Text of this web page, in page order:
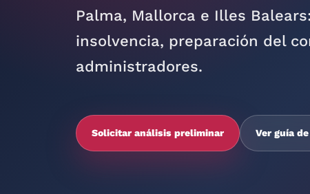
Palma, Mallorca e Illes
insolvencia, preparación del
administradores.
Solicitar análisis preliminar Ver guía